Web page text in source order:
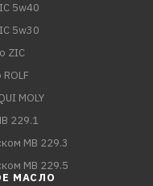
5w40
5w30
ZIC
MOLY
229.1
MB 229.3
MB 229.5
МАСЛО